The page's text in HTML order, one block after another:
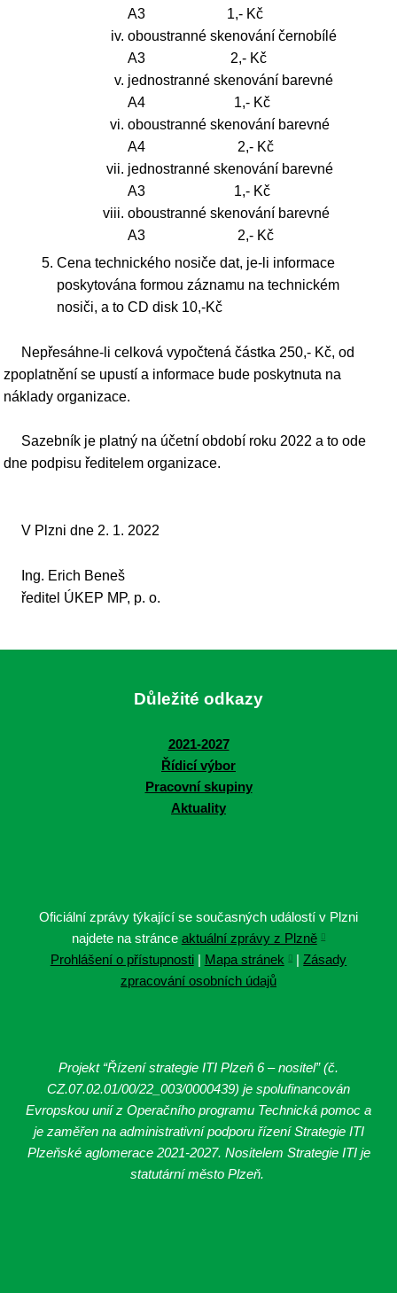
A3 1,- Kč
oboustranné skenování černobílé
A3 2,- Kč
jednostranné skenování barevné
A4 1,- Kč
oboustranné skenování barevné
A4 2,- Kč
jednostranné skenování barevné
A3 1,- Kč
oboustranné skenování barevné
A3 2,- Kč
Cena technického nosiče dat, je-li informace
poskytována formou záznamu na technickém
nosiči, a to CD disk 10,-Kč
Nepřesáhne-li celková vypočtená částka 250,- Kč, od
zpoplatnění se upustí a informace bude poskytnuta na
náklady organizace.
Sazebník je platný na účetní období roku 2022 a to ode
dne podpisu ředitelem organizace.
V Plzni dne 2. 1. 2022
Ing. Erich Beneš
ředitel ÚKEP MP, p. o.
Důležité odkazy
2021-2027
Řídicí výbor
Pracovní skupiny
Aktuality
Oficiální zprávy týkající se současných událostí v Plzni
najdete na stránce aktuální zprávy z Plzně
Prohlášení o přístupnosti| Mapa stránek |Zásady
zpracování osobních údajů
Projekt “Řízení strategie ITI Plzeň 6 – nositel” (č.
CZ.07.02.01/00/22_003/0000439) je spolufinancován
Evropskou unií z Operačního programu Technická pomoc a
je zaměřen na administrativní podporu řízení Strategie ITI
Plzeňské aglomerace 2021-2027. Nositelem Strategie ITI je
statutární město Plzeň.